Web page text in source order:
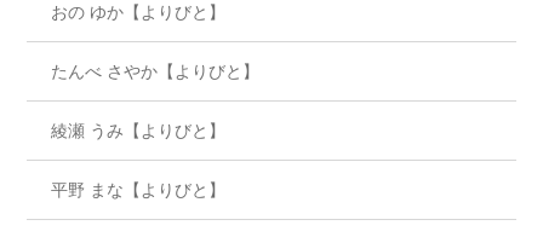
おの ゆか【よりびと】
たんべ さやか【よりびと】
綾瀬 うみ【よりびと】
平野 まな【よりびと】